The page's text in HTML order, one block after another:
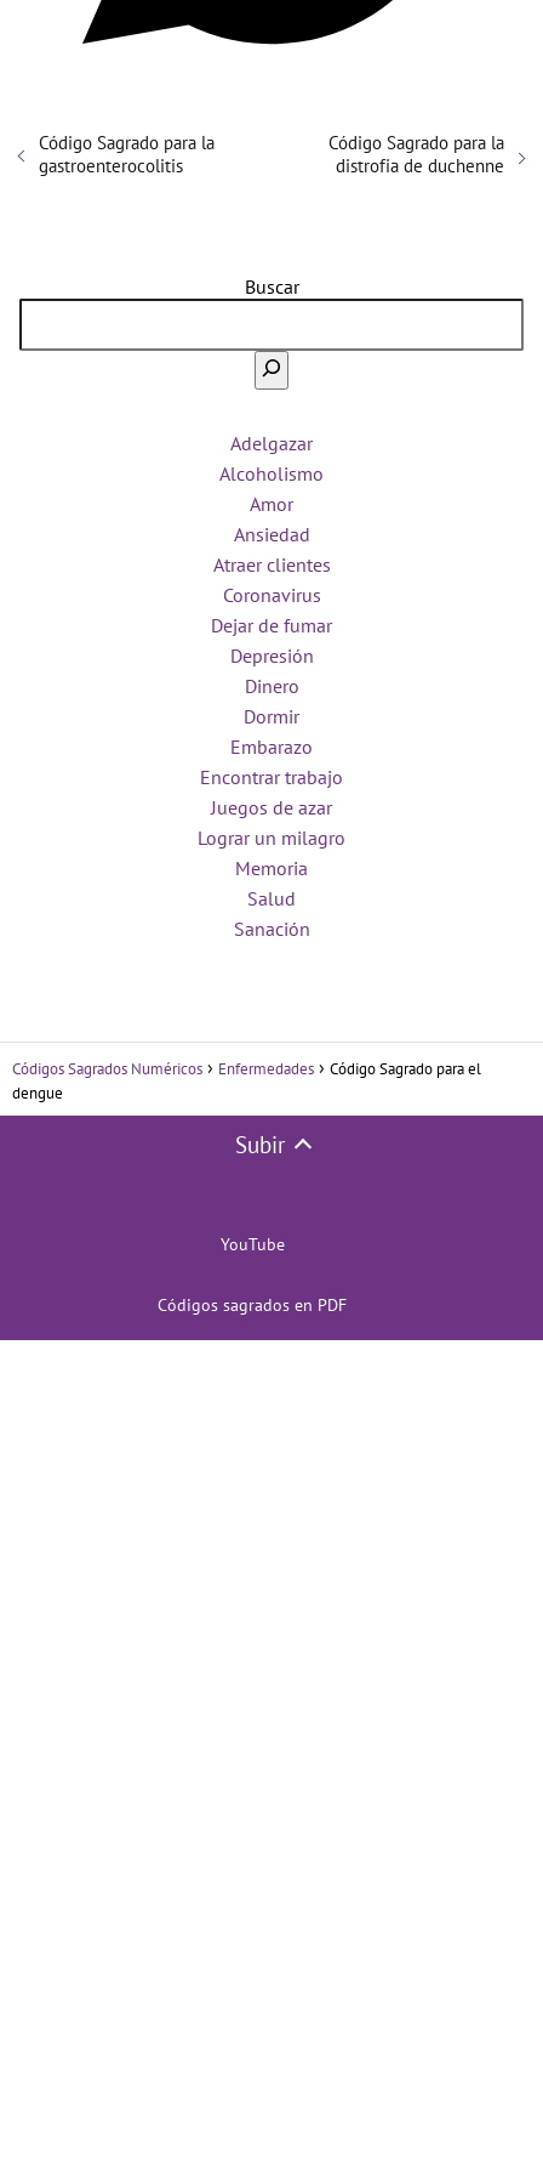
Código Sagrado para la
gastroenterocolitis
Código Sagrado para la
distrofia de duchenne
Buscar
Adelgazar
Alcoholismo
Amor
Ansiedad
Atraer clientes
Coronavirus
Dejar de fumar
Depresión
Dinero
Dormir
Embarazo
Encontrar trabajo
Juegos de azar
Lograr un milagro
Memoria
Salud
Sanación
Códigos Sagrados Numéricos Enfermedades
Código Sagrado para el
dengue
Subir
YouTube
Códigos sagrados en PDF